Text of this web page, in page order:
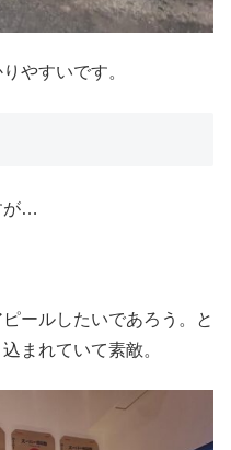
やすいです。
が…
ールしたいであろう。と
まれていて素敵。